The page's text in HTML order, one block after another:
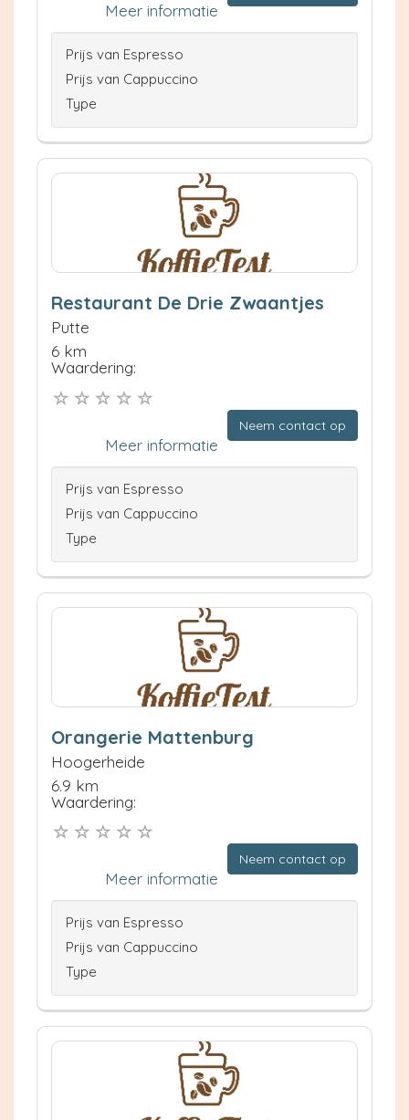
Meer informatie
Prijs van Espresso
Prijs van Cappuccino
Type
Restaurant De Drie Zwaantjes
Putte
6 km
Waardering:
Neem contact op
Meer informatie
Prijs van Espresso
Prijs van Cappuccino
Type
Orangerie Mattenburg
Hoogerheide
6.9 km
Waardering:
Neem contact op
Meer informatie
Prijs van Espresso
Prijs van Cappuccino
Type